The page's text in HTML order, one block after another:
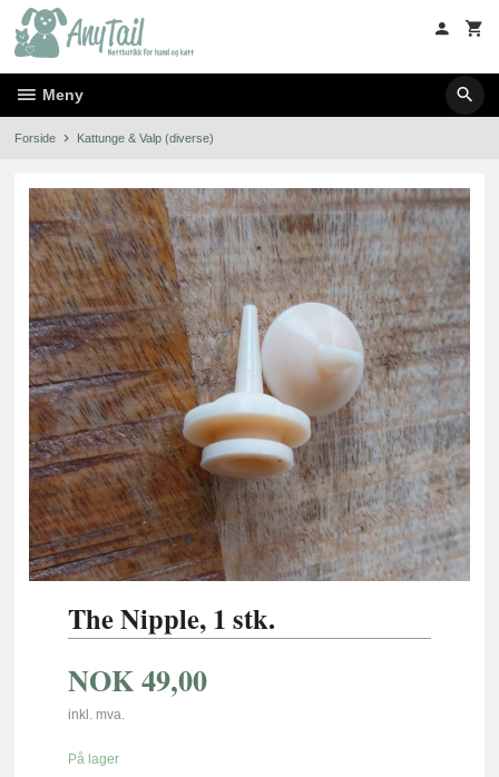
innholdet
Meny
Forside Kattunge & Valp (diverse)
The Nipple, 1 stk.
NOK49,00
inkl. mva.
På lager